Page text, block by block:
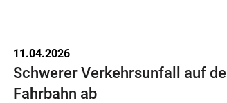
11.04.2026
Schwerer Verkehrsunfall auf
Fahrbahn ab